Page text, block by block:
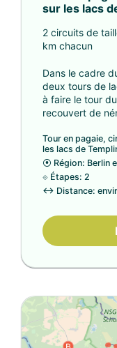
sur les lacs
2 circuits de
km chacun
Dans le cadre
deux tours de
à faire le tour
recouvert de
Tour en pagaie,
les lacs de
⦿ Région: Berlin
⟐ Étapes: 2
↔ Distance: